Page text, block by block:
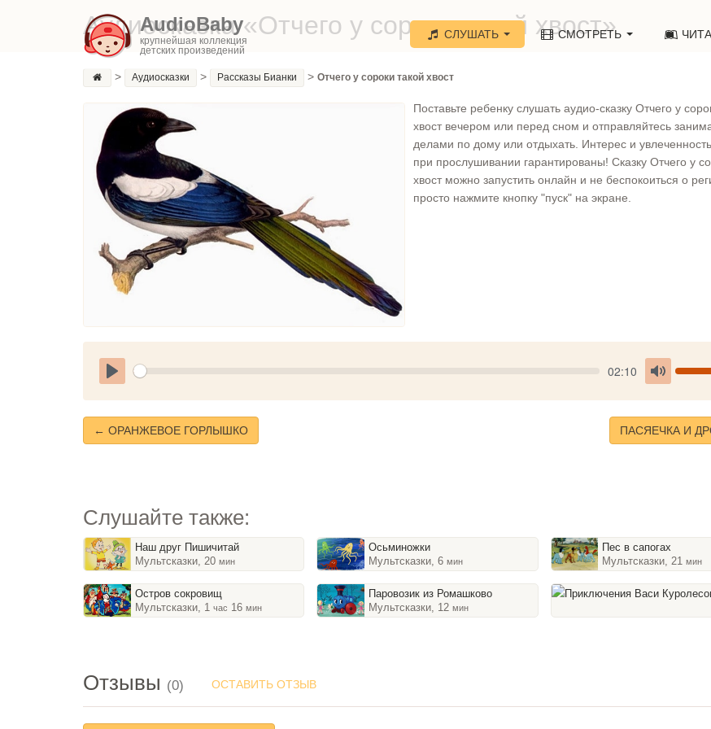
AudioBaby
крупнейшая коллекция
детских произведений
СЛУШАТЬ СМОТРЕТЬ
Аудиосказка «Отчего у сороки такой хвост»
> Аудиосказки > Рассказы Бианки > Отчего у сороки такой хвост
Поставьте ребенку слушать аудио-сказку Отчего у
хвост вечером или перед сном и отправляйтесь
делами по дому или отдыхать. Интерес и
при прослушивании гарантированы! Сказку Отчего у
хвост можно запустить онлайн и не беспокоиться о
просто нажмите кнопку "пуск" на экране.
Play
Current
time
02:10
Toggle
← ОРАНЖЕВОЕ ГОРЛЫШКО ПАСЯЕЧКА И
Слушайте также:
Наш друг Пишичитай
Мультсказки, 20 мин
Остров сокровищ
Мультсказки, 1 час 16 мин
Осьминожки
Мультсказки, 6 мин
Паровозик из Ромашково
Мультсказки, 12 мин
Пес в сапогах
Мультсказки, 21мин
Отзывы (0) ОСТАВИТЬ ОТЗЫВ